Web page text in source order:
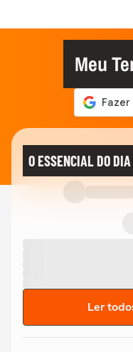
Meu
O ESSENCIAL DO DIA
Ler